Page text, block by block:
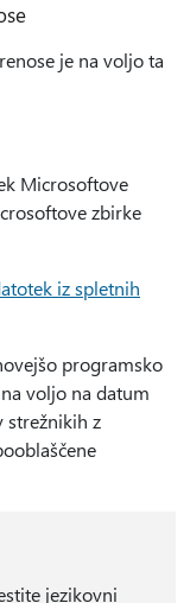
je na voljo ta
Microsoftove
zbirke
iz spletnih
programsko
voljo na datum
strežnikih z
jezikovni